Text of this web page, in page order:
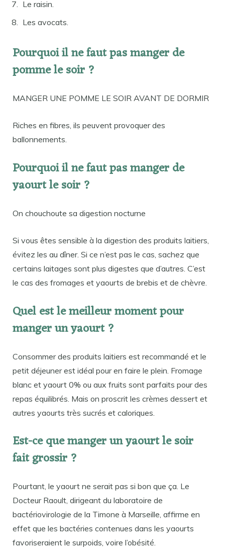
Le raisin.
Les avocats.
Pourquoi il ne faut pas manger de
pomme le soir ?
MANGER UNE POMME LE SOIR AVANT DE DORMIR
Riches en fibres, ils peuvent provoquer des
ballonnements.
Pourquoi il ne faut pas manger de
yaourt le soir ?
On chouchoute sa digestion nocturne
Si vous êtes sensible à la digestion des produits laitiers,
évitez les au dîner. Si ce n’est pas le cas, sachez que
certains laitages sont plus digestes que d’autres. C’est
le cas des fromages et yaourts de brebis et de chèvre.
Quel est le meilleur moment pour
manger un yaourt ?
Consommer des produits laitiers est recommandé et le
petit déjeuner est idéal pour en faire le plein. Fromage
blanc et yaourt 0% ou aux fruits sont parfaits pour des
repas équilibrés. Mais on proscrit les crèmes dessert et
autres yaourts très sucrés et caloriques.
Est-ce que manger un yaourt le soir
fait grossir ?
Pourtant, le yaourt ne serait pas si bon que ça. Le
Docteur Raoult, dirigeant du laboratoire de
bactériovirologie de la Timone à Marseille, affirme en
effet que les bactéries contenues dans les yaourts
favoriseraient le surpoids, voire l’obésité.